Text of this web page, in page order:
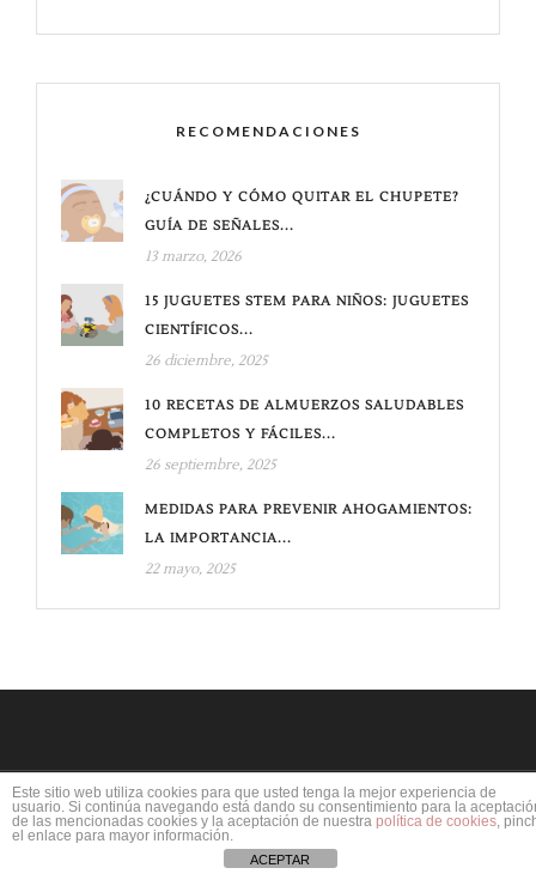
RECOMENDACIONES
¿CUÁNDO Y CÓMO QUITAR EL CHUPETE?
GUÍA DE SEÑALES...
13 marzo, 2026
15 JUGUETES STEM PARA NIÑOS: JUGUETES
CIENTÍFICOS...
26 diciembre, 2025
10 RECETAS DE ALMUERZOS SALUDABLES
COMPLETOS Y FÁCILES...
26 septiembre, 2025
MEDIDAS PARA PREVENIR AHOGAMIENTOS:
LA IMPORTANCIA...
22 mayo, 2025
Este sitio web utiliza cookies para que usted tenga la mejor experiencia de
usuario. Si continúa navegando está dando su consentimiento para la
de las mencionadas cookies y la aceptación de nuestra política de cookies,
el enlace para mayor información.
ACEPTAR